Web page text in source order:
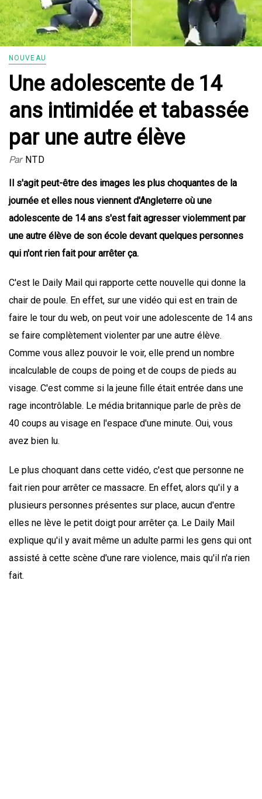
NOUVEAU
Une adolescente de 14
ans intimidée et tabassée
par une autre élève
Par NTD
Il s'agit peut-être des images les plus choquantes de la
journée et elles nous viennent d'Angleterre où une
adolescente de 14 ans s'est fait agresser violemment par
une autre élève de son école devant quelques personnes
qui n'ont rien fait pour arrêter ça.
C'est le Daily Mail qui rapporte cette nouvelle qui donne la
chair de poule. En effet, sur une vidéo qui est en train de
faire le tour du web, on peut voir une adolescente de 14 ans
se faire complètement violenter par une autre élève.
Comme vous allez pouvoir le voir, elle prend un nombre
incalculable de coups de poing et de coups de pieds au
visage. C'est comme si la jeune fille était entrée dans une
rage incontrôlable. Le média britannique parle de près de
40 coups au visage en l'espace d'une minute. Oui, vous
avez bien lu.
Le plus choquant dans cette vidéo, c'est que personne ne
fait rien pour arrêter ce massacre. En effet, alors qu'il y a
plusieurs personnes présentes sur place, aucun d'entre
elles ne lève le petit doigt pour arrêter ça. Le Daily Mail
explique qu'il y avait même un adulte parmi les gens qui ont
assisté à cette scène d'une rare violence, mais qu'il n'a rien
fait.